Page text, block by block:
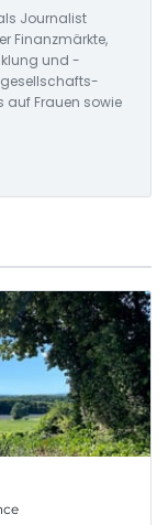
Journalist
Finanzmärkte,
und -
gesellschafts-
auf Frauen sowie